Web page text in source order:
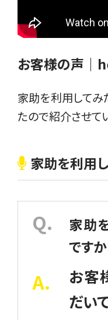
お客様の声｜
家助を利用して
たので紹介させて
家助を利用
家助
ですか
お客
だい